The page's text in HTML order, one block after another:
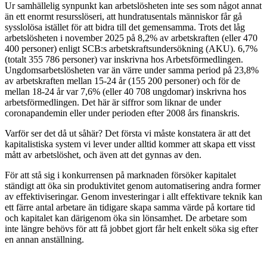
Ur samhällelig synpunkt kan arbetslösheten inte ses som något annat
än ett enormt resursslöseri, att hundratusentals människor får gå
sysslolösa istället för att bidra till det gemensamma. Trots det låg
arbetslösheten i november 2025 på 8,2% av arbetskraften (eller 470
400 personer) enligt SCB:s arbetskraftsundersökning (AKU). 6,7%
(totalt 355 786 personer) var inskrivna hos Arbetsförmedlingen.
Ungdomsarbetslösheten var än värre under samma period på 23,8%
av arbetskraften mellan 15-24 år (155 200 personer) och för de
mellan 18-24 år var 7,6% (eller 40 708 ungdomar) inskrivna hos
arbetsförmedlingen. Det här är siffror som liknar de under
coronapandemin eller under perioden efter 2008 års finanskris.
Varför ser det då ut såhär? Det första vi måste konstatera är att det
kapitalistiska system vi lever under alltid kommer att skapa ett visst
mått av arbetslöshet, och även att det gynnas av den.
För att stå sig i konkurrensen på marknaden försöker kapitalet
ständigt att öka sin produktivitet genom automatisering andra former
av effektiviseringar. Genom investeringar i allt effektivare teknik kan
ett färre antal arbetare än tidigare skapa samma värde på kortare tid
och kapitalet kan därigenom öka sin lönsamhet. De arbetare som
inte längre behövs för att få jobbet gjort får helt enkelt söka sig efter
en annan anställning.